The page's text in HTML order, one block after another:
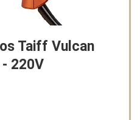
Taiff Vulcan
220V